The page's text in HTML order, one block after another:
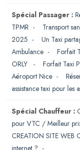
Spécial Passager :
TPMR - Transport
2025 - Un Taxi
Ambulance - Forfait
ORLY
- Forfait Taxi
Aéroport Nice -
assistance taxi pour les
Spécial Chauffeur :
pour VTC / Meilleur
CREATION SITE WEB
internet ? -